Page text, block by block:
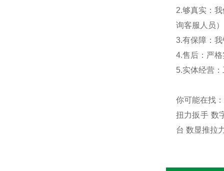
2.够真实：
询客服人员）
3.有保障：
4.售后：严
5.实体经营
你可能在找
扭力扳手 数
台 数显推拉